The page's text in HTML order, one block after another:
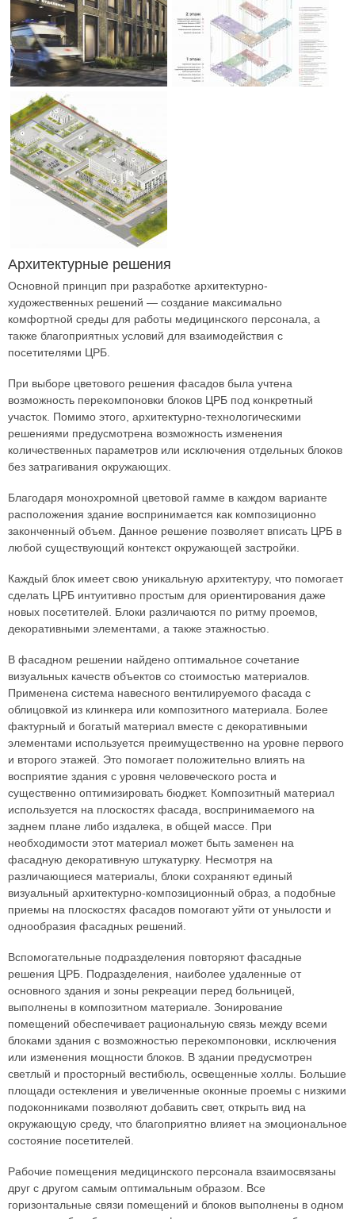
Архитектурные решения
Основной принцип при разработке архитектурно-
художественных решений — создание максимально
комфортной среды для работы медицинского персонала, а
также благоприятных условий для взаимодействия с
посетителями ЦРБ.
При выборе цветового решения фасадов была учтена
возможность перекомпоновки блоков ЦРБ под конкретный
участок. Помимо этого, архитектурно-технологическими
решениями предусмотрена возможность изменения
количественных параметров или исключения отдельных блоков
без затрагивания окружающих.
Благодаря монохромной цветовой гамме в каждом варианте
расположения здание воспринимается как композиционно
законченный объем. Данное решение позволяет вписать ЦРБ в
любой существующий контекст окружающей застройки.
Каждый блок имеет свою уникальную архитектуру, что помогает
сделать ЦРБ интуитивно простым для ориентирования даже
новых посетителей. Блоки различаются по ритму проемов,
декоративными элементами, а также этажностью.
В фасадном решении найдено оптимальное сочетание
визуальных качеств объектов со стоимостью материалов.
Применена система навесного вентилируемого фасада с
облицовкой из клинкера или композитного материала. Более
фактурный и богатый материал вместе с декоративными
элементами используется преимущественно на уровне первого
и второго этажей. Это помогает положительно влиять на
восприятие здания с уровня человеческого роста и
существенно оптимизировать бюджет. Композитный материал
используется на плоскостях фасада, воспринимаемого на
заднем плане либо издалека, в общей массе. При
необходимости этот материал может быть заменен на
фасадную декоративную штукатурку. Несмотря на
различающиеся материалы, блоки сохраняют единый
визуальный архитектурно-композиционный образ, а подобные
приемы на плоскостях фасадов помогают уйти от унылости и
однообразия фасадных решений.
Вспомогательные подразделения повторяют фасадные
решения ЦРБ. Подразделения, наиболее удаленные от
основного здания и зоны рекреации перед больницей,
выполнены в композитном материале. Зонирование
помещений обеспечивает рациональную связь между всеми
блоками здания с возможностью перекомпоновки, исключения
или изменения мощности блоков. В здании предусмотрен
светлый и просторный вестибюль, освещенные холлы. Большие
площади остекления и увеличенные оконные проемы с низкими
подоконниками позволяют добавить свет, открыть вид на
окружающую среду, что благоприятно влияет на эмоциональное
состояние посетителей.
Рабочие помещения медицинского персонала взаимосвязаны
друг с другом самым оптимальным образом. Все
горизонтальные связи помещений и блоков выполнены в одном